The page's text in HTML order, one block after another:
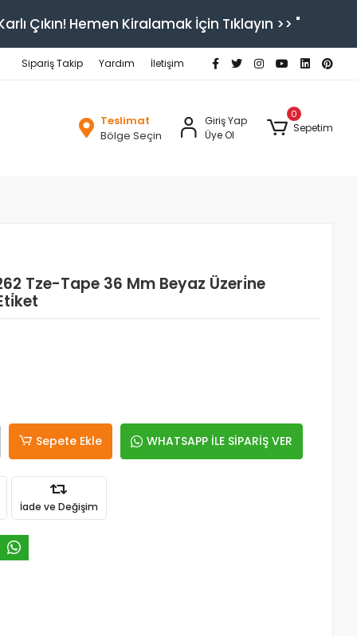
Çıkın! Hemen Kiralamak İçin Tıklayın >> "
Sipariş Takip Yardım İletişim
Teslimat
Bölge Seçin
Giriş Yap
Üye Ol
0
Sepetim
Tze-Tape 36 Mm Beyaz Üzeri̇ne
Sepete Ekle WHATSAPP İLE SİPARİŞ VER
İade ve Değişim